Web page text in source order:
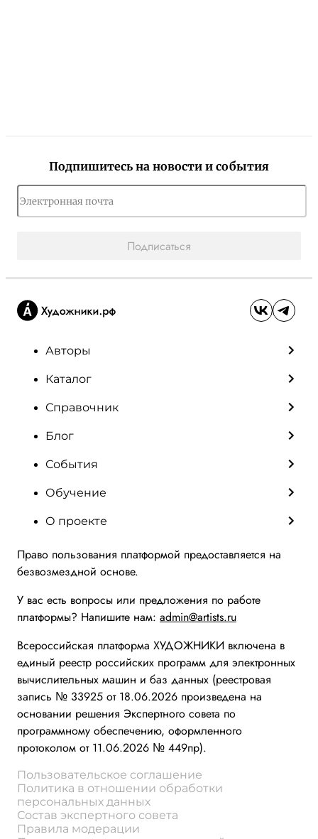
Подпишитесь на новости и события
Подписаться
Авторы
Каталог
Справочник
Блог
События
Обучение
О проекте
Право пользования платформой предоставляется на
безвозмездной основе.
У вас есть вопросы или предложения по работе
платформы? Напишите нам: admin@artists.ru
Всероссийская платформа ХУДОЖНИКИ включена в
единый реестр российских программ для электронных
вычислительных машин и баз данных (реестровая
запись № 33925 от 18.06.2026 произведена на
основании решения Экспертного совета по
программному обеспечению, оформленного
протоколом от 11.06.2026 № 449пр).
Пользовательское соглашение
Политика в отношении обработки
персональных данных
Состав экспертного совета
Правила модерации